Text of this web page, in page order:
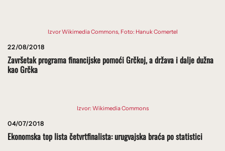
Izvor Wikimedia Commons, Foto: Hanuk Comertel
22/08/2018
Završetak programa financijske pomoći Grčkoj, a država i dalje dužna
kao Grčka
Izvor: Wikimedia Commons
04/07/2018
Ekonomska top lista četvrtfinalista: urugvajska braća po statistici